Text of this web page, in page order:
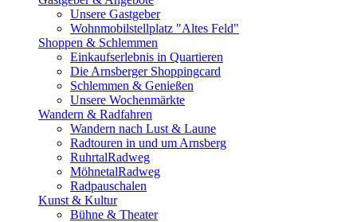
Unsere Gastgeber
Wohnmobilstellplatz "Altes Feld"
Shoppen & Schlemmen
Einkaufserlebnis in Quartieren
Die Arnsberger Shoppingcard
Schlemmen & Genießen
Unsere Wochenmärkte
Wandern & Radfahren
Wandern nach Lust & Laune
Radtouren in und um Arnsberg
RuhrtalRadweg
MöhnetalRadweg
Radpauschalen
Kunst & Kultur
Bühne & Theater